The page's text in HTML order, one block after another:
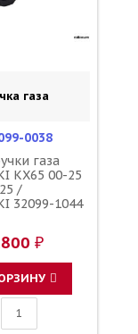
газа
0038
газа
KX65 00-25
/
32099-1044
₽